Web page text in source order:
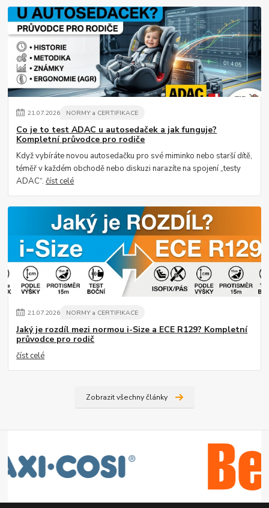
21.07.2026 NORMY a CERTIFIKACE
Co je to test ADAC u autosedaček a jak funguje?
Kompletní průvodce pro rodiče
Když vybíráte novou autosedačku pro své miminko nebo starší dítě,
téměř v každém obchodě nebo diskuzi narazíte na spojení „testy
ADAC“.číst celé
21.07.2026 NORMY a CERTIFIKACE
Jaký je rozdíl mezi normou i-Size a ECE R129? Kompletní
průvodce pro rodič
číst celé
Zobrazit všechny články